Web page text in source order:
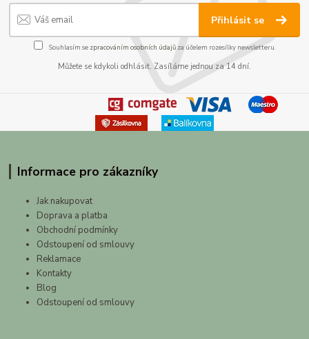
Přihlásit se
Souhlasím se zpracováním osobních údajůza účelem rozesílky newsletteru.
Můžete se kdykoli odhlásit. Zasíláme jednou za 14 dní.
Informace pro zákazníky
Jak nakupovat
Doprava a platba
Obchodní podmínky
Odstoupení od smlouvy
Reklamace
Kontakty
Blog
Odstoupení od smlouvy